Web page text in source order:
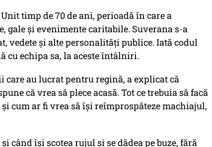
timp de 70 de ani, perioadă în care a
gale şi evenimente caritabile. Suverana s-a
vedete şi alte personalităţi publice. Iată codul
cu echipa sa, la aceste întâlniri.
au lucrat pentru regină, a explicat că
că vrea să plece acasă. Tot ce trebuia să facă
cum ar fi vrea să îşi reîmprospăteze machiajul,
când îşi scotea rujul şi se dădea pe buze, fără